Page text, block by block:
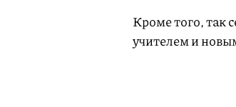
Кроме того, так
учителем и